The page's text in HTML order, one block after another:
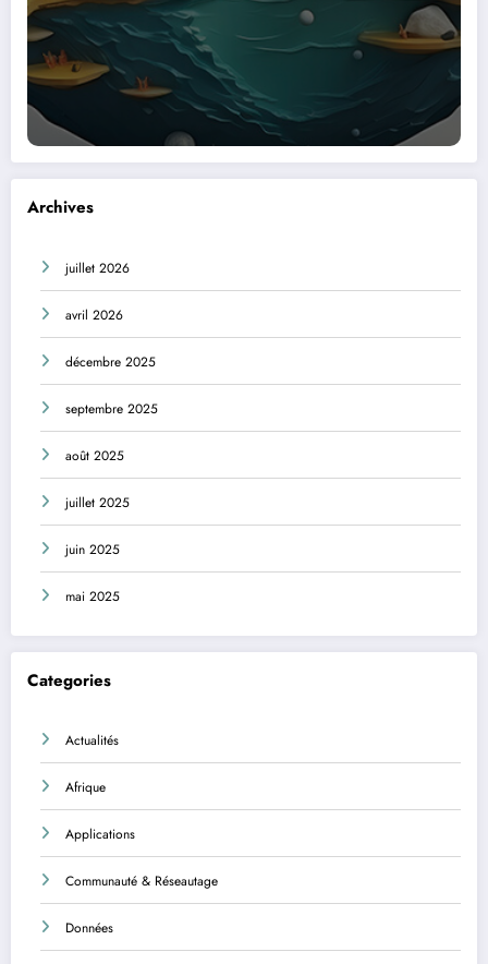
Archives
juillet 2026
avril 2026
décembre 2025
septembre 2025
août 2025
juillet 2025
juin 2025
mai 2025
Categories
Actualités
Afrique
Applications
Communauté & Réseautage
Données